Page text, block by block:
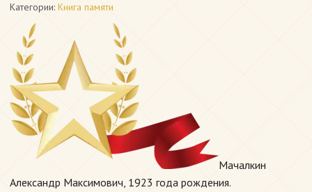
Категории: Книга памяти
Мачалкин
Александр Максимович, 1923 года рождения.